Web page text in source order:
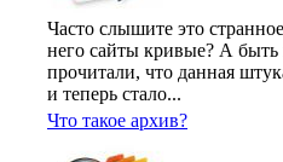
Часто слышите это
него сайты кривые? А быть
прочитали, что данная
и теперь стало...
Что такое архив?